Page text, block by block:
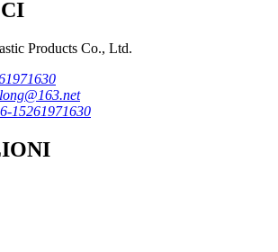
Products Co., Ltd.
15261971630